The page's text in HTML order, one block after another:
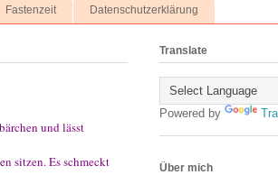
Fastenzeit Datenschutzerklärung
und lässt
sitzen. Es schmeckt
Translate
Powered by
Über mich